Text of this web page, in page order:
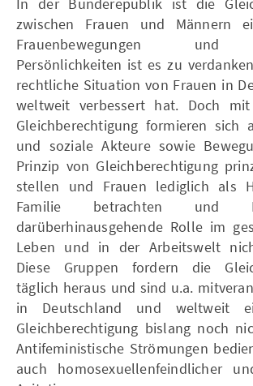
zwischen Frauen und Männern
Frauenbewegungen und
Persönlichkeiten ist es zu
rechtliche Situation von Frauen in
weltweit verbessert hat. Doch mit
Gleichberechtigung formieren sich
und soziale Akteure sowie
Prinzip von Gleichberechtigung
stellen und Frauen lediglich als
Familie betrachten und
darüberhinausgehende Rolle im
Leben und in der Arbeitswelt
Diese Gruppen fordern die
täglich heraus und sind u.a.
in Deutschland und weltweit
Gleichberechtigung bislang noch
Antifeministische Strömungen
auch homosexuellenfeindlicher